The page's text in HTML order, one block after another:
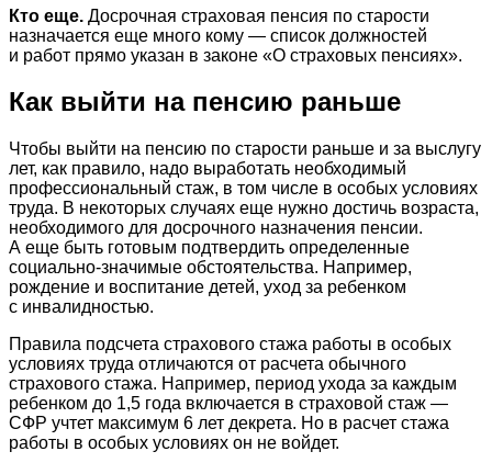
Кто еще. Досрочная страховая пенсия по старости
назначается еще много кому — список должностей
и работ прямо указан в законе «О страховых пенсиях».
Как выйти на пенсию раньше
Чтобы выйти на пенсию по старости раньше и за выслугу
лет, как правило, надо выработать необходимый
профессиональный стаж, в том числе в особых условиях
труда. В некоторых случаях еще нужно достичь возраста,
необходимого для досрочного назначения пенсии.
А еще быть готовым подтвердить определенные
социально-значимые обстоятельства. Например,
рождение и воспитание детей, уход за ребенком
с инвалидностью.
Правила подсчета страхового стажа работы в особых
условиях труда отличаются от расчета обычного
страхового стажа. Например, период ухода за каждым
ребенком до 1,5 года включается в страховой стаж —
СФР учтет максимум 6 лет декрета. Но в расчет стажа
работы в особых условиях он не войдет.